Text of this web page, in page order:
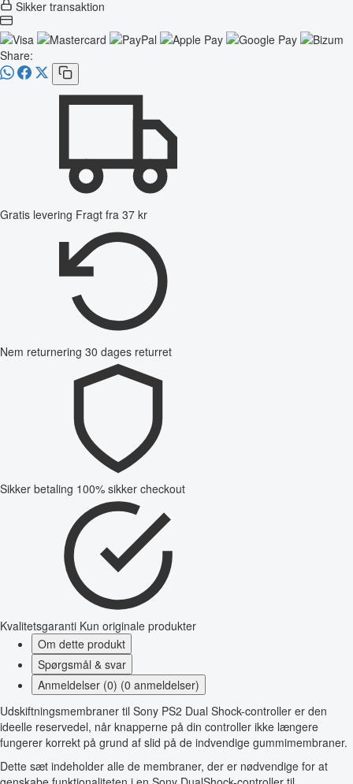
Sikker transaktion
Share:
Gratis levering Fragt fra 37 kr
Nem returnering 30 dages returret
Sikker betaling 100% sikker checkout
Kvalitetsgaranti Kun originale produkter
Om dette produkt
Spørgsmål & svar
Anmeldelser (0) (0 anmeldelser)
Udskiftningsmembraner til Sony PS2 Dual Shock-controller er den
ideelle reservedel, når knapperne på din controller ikke længere
fungerer korrekt på grund af slid på de indvendige gummimembraner.
Dette sæt indeholder alle de membraner, der er nødvendige for at